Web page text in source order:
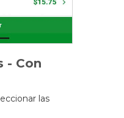
- Con
las